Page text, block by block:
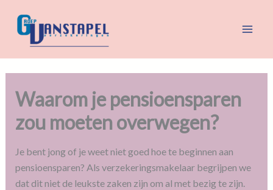
naar
Waarom je pensioensparen
zou moeten overwegen?
Je bent jong of je weet niet goed hoe te beginnen aan
pensioensparen? Als verzekeringsmakelaar begrijpen we
dat dit niet de leukste zaken zijn om al met bezig te zijn.